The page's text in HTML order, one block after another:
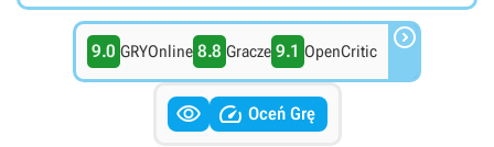
9.0 GRYOnline 8.8 Gracze 9.1 OpenCritic 
  Oceń Grę